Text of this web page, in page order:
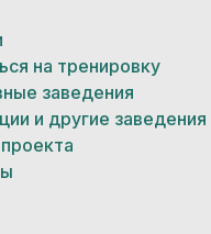
на тренировку
заведения
и другие заведения